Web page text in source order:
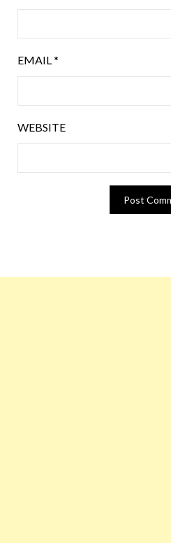
EMAIL*
WEBSITE